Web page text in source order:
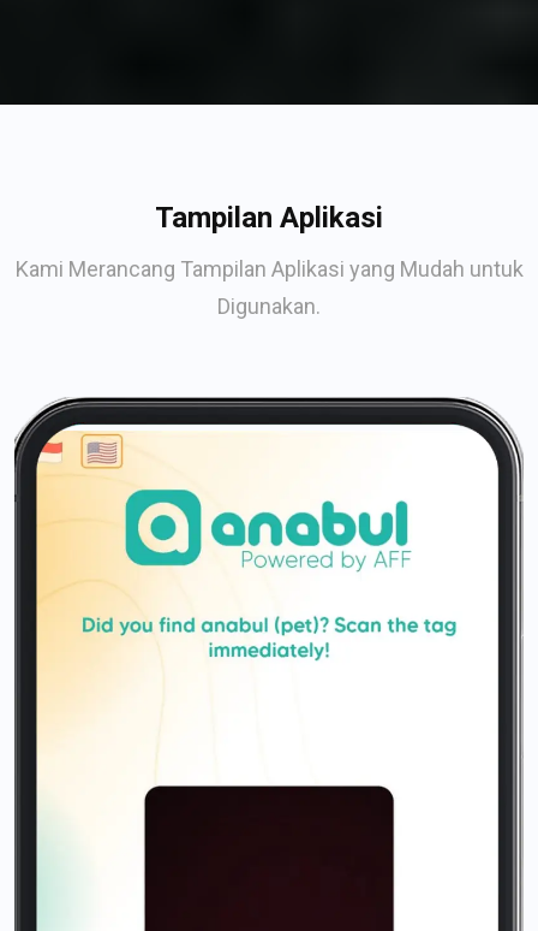
Tampilan Aplikasi
Kami Merancang Tampilan Aplikasi yang Mudah untuk
Digunakan.